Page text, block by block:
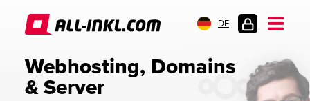
DE
Webhosting, Domains
& Server